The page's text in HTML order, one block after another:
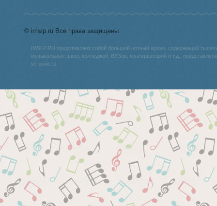
© imslp.ru Все права защищены
IMSLP.RU представляет собой большой нотный архив, содержащий
музыкальных школ, колледжей, ВУЗов, консерваторий и т.д.,
устройств.